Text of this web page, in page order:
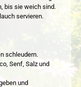
bis sie weich sind.
servieren.
schleudern.
Senf, Salz und
und